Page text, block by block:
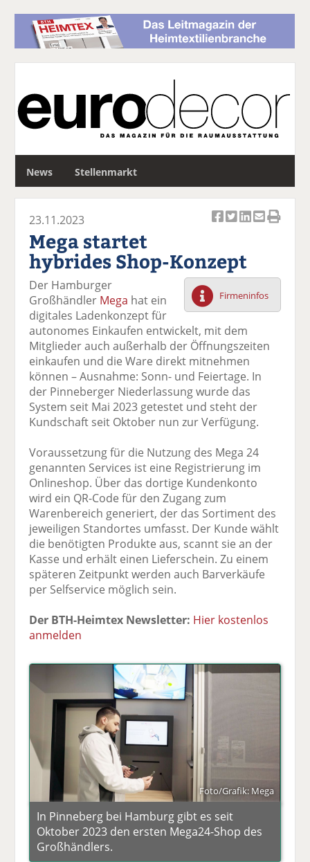
News Stellenmarkt
c
k
el
a
uf
F
ac
e
b
o
o
k
te
il
e
n
k
el
t
wi
tt
er
n
k
el
a
uf
n
k
e
di
n
te
il
n
el
p
er
m
ai
l
v
se
n
d
e
n
el
D
ru
n
23.11.2023
Mega startet
hybrides Shop-Konzept
Firmeninfos
Der Hamburger
Großhändler Mega hat ein
digitales Ladenkonzept für
autonomes Einkaufen entwickelt, mit dem
Mitglieder auch außerhalb der Öffnungszeiten
einkaufen und die Ware direkt mitnehmen
können – Ausnahme: Sonn- und Feiertage. In
der Pinneberger Niederlassung wurde das
System seit Mai 2023 getestet und steht der
Kundschaft seit Oktober nun zur Verfügung.
Voraussetzung für die Nutzung des Mega 24
genannten Services ist eine Registrierung im
Onlineshop. Über das dortige Kundenkonto
wird ein QR-Code für den Zugang zum
Warenbereich generiert, der das Sortiment des
jeweiligen Standortes umfasst. Der Kunde wählt
die benötigten Produkte aus, scannt sie an der
Kasse und erhält einen Lieferschein. Zu einem
späteren Zeitpunkt werden auch Barverkäufe
per Selfservice möglich sein.
Der BTH-Heimtex Newsletter: Hier kostenlos
anmelden
Foto/Grafik: Mega
In Pinneberg bei Hamburg gibt es seit
Oktober 2023 den ersten Mega24-Shop des
Großhändlers.